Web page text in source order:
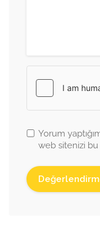
Yorum
web sitenizi bu